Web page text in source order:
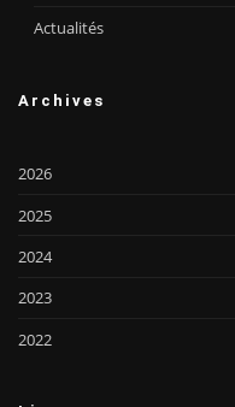
Actualités
Archives
2026
2025
2024
2023
2022